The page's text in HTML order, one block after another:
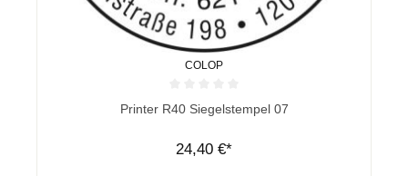
COLOP
Durchschnittliche Bewertung von 0 von 5 Sternen
Printer R40 Siegelstempel 07
24,40 €*